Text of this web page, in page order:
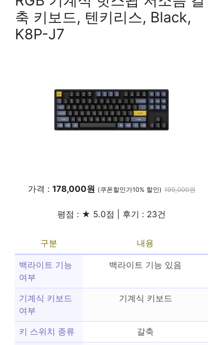
축 키보드, 텐키리스, Black,
K8P-J7
가격 : 178,000원 (쿠폰할인가10% 할인) 199,000원
평점 : ★ 5.0점 | 후기 : 23건
구분 내용
백라이트 기능
여부
백라이트 기능 있음
기계식 키보드
여부
기계식 키보드
키 스위치 종류 갈축